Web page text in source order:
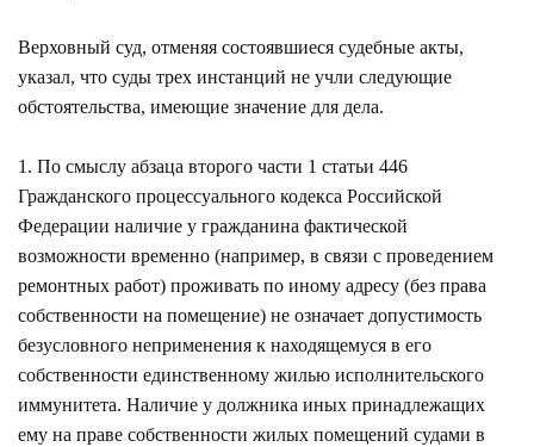
Верховный суд, отменяя состоявшиеся судебные акты,
указал, что суды трех инстанций не учли следующие
обстоятельства, имеющие значение для дела.
1. По смыслу абзаца второго части 1 статьи 446
Гражданского процессуального кодекса Российской
Федерации наличие у гражданина фактической
возможности временно (например, в связи с проведением
ремонтных работ) проживать по иному адресу (без права
собственности на помещение) не означает допустимость
безусловного неприменения к находящемуся в его
собственности единственному жилью исполнительского
иммунитета. Наличие у должника иных принадлежащих
ему на праве собственности жилых помещений судами в